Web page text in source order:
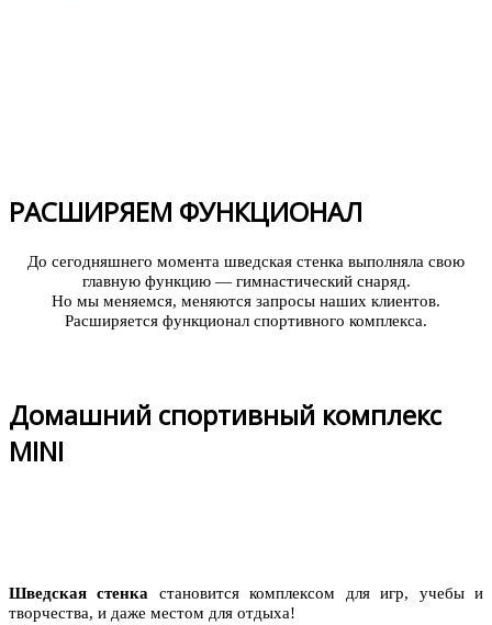
РАСШИРЯЕМ ФУНКЦИОНАЛ
До сегодняшнего момента шведская стенка выполняла свою
главную функцию — гимнастический снаряд.
Но мы меняемся, меняются запросы наших клиентов.
Расширяется функционал спортивного комплекса.
Домашний спортивный комплекс
MINI
Шведская стенка становится комплексом для игр, учебы и
творчества, и даже местом для отдыха!